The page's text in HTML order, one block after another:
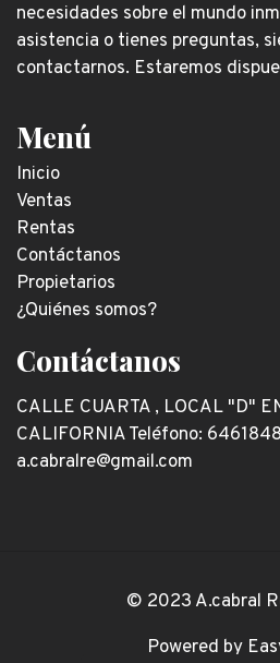
necesidades sobre el mundo
asistencia o tienes preguntas,
contactarnos. Estaremos
Menú
Inicio
Ventas
Rentas
Contáctanos
Propietarios
¿Quiénes somos?
Contáctanos
CALLE CUARTA , LOCAL "D"
CALIFORNIA Teléfono:
a.cabralre@gmail.com
© 2023 A.cabral
Powered by